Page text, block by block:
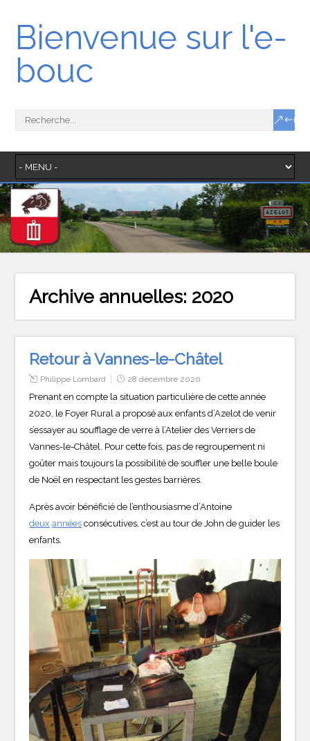
Bienvenue sur l'e-
bouc
Archive annuelles: 2020
Retour à Vannes-le-Châtel
Philippe Lombard 28 décembre 2020
Prenant en compte la situation particulière de cette année
2020, le Foyer Rural a proposé aux enfants d’Azelot de venir
s’essayer au soufflage de verre à l’Atelier des Verriers de
Vannes-le-Châtel. Pour cette fois, pas de regroupement ni
goûter mais toujours la possibilité de souffler une belle boule
de Noël en respectant les gestes barrières.
Après avoir bénéficié de l’enthousiasme d’Antoine
deux années consécutives, c’est au tour de John de guider les
enfants.